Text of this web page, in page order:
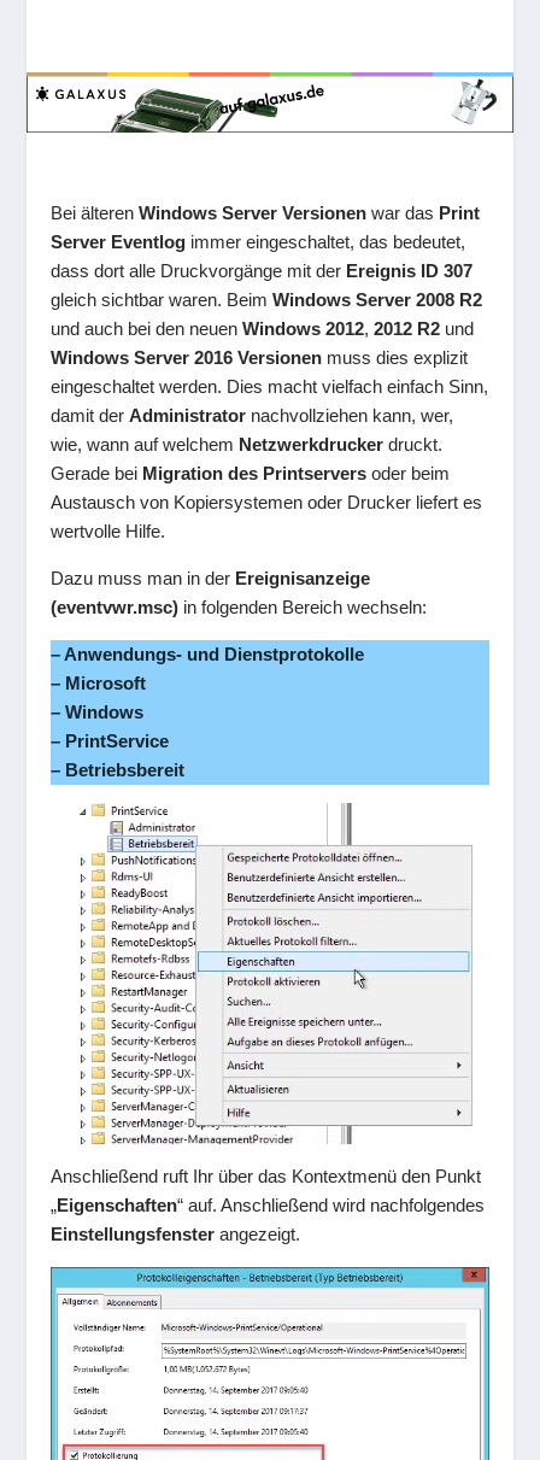
Bei älteren Windows Server Versionen war das Print
Server Eventlog immer eingeschaltet, das bedeutet,
dass dort alle Druckvorgänge mit der Ereignis ID 307
gleich sichtbar waren. BeimWindows Server 2008 R2
und auch bei den neuenWindows 2012,2012 R2 und
Windows Server 2016 Versionen muss dies explizit
eingeschaltet werden. Dies macht vielfach einfach Sinn,
damit derAdministrator nachvollziehen kann, wer,
wie, wann auf welchem Netzwerkdrucker druckt.
Gerade bei Migration des Printservers oder beim
Austausch von Kopiersystemen oder Drucker liefert es
wertvolle Hilfe.
Dazu muss man in der Ereignisanzeige
(eventvwr.msc) in folgenden Bereich wechseln:
– Anwendungs- und Dienstprotokolle
– Microsoft
– Windows
– PrintService
– Betriebsbereit
Anschließend ruft Ihr über das Kontextmenü den Punkt
„Eigenschaften“ auf. Anschließend wird nachfolgendes
Einstellungsfenster angezeigt.